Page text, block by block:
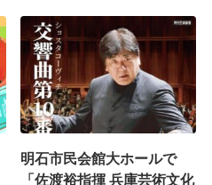
明石市民会館大ホールで
「佐渡裕指揮 兵庫芸術文化